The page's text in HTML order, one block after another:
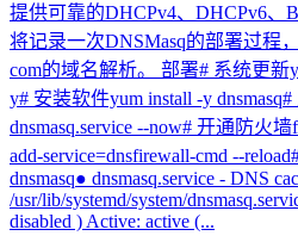
提供可靠的DHCPv4、DHCPv6、
将记录一次DNSMasq的部署过程
com的域名解析。 部署# 系统更新
y# 安装软件yum install -y
dnsmasq.service --now# 开通防火
add-service=dnsfirewall-cmd --
dnsmasq● dnsmasq.service - DNS
/usr/lib/systemd/system/
disabled ) Active: active (...